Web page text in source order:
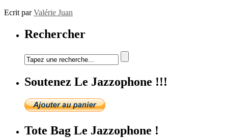
Ecrit parValérie Juan
Rechercher
Soutenez Le Jazzophone !!!
Tote Bag Le Jazzophone !